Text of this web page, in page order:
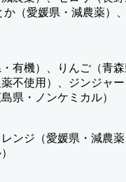
か（愛媛県・減農薬）
有機）、りんご（青
不使用）、ジンジャ
県・ノンケミカル）
ンジ（愛媛県・減農